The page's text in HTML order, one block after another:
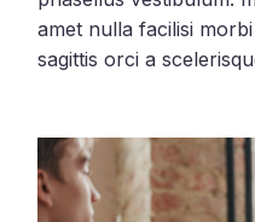
amet nulla facilisi
sagittis orci a